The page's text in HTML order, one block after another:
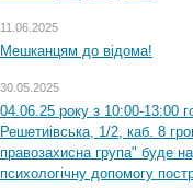
11.06.2025
Мешканцям до відома!
30.05.2025
04.06.25 року з 10:00-13:00
Решетиівська, 1/2, каб. 8
правозахисна група" буде
психологічну допомогу